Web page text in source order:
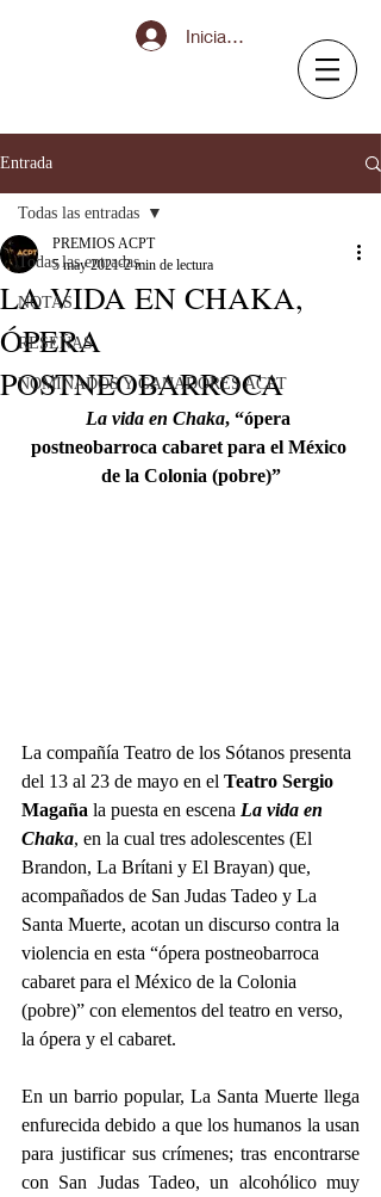
Iniciar sesión
Entrada
Todas las entradas
NOTAS
RESEÑAS
NOMINADOS Y GANADORES ACPT
Todas las entradas
LA VIDA EN CHAKA,
ÓPERA
POSTNEOBARROCA
PREMIOS ACPT
5 may 2021 2 min de lectura
La vida en Chaka, “ópera
postneobarroca cabaret para el México
de la Colonia (pobre)”
La compañía Teatro de los Sótanos presenta
del 13 al 23 de mayo en el Teatro Sergio
Magaña la puesta en escena La vida en
Chaka, en la cual tres adolescentes (El
Brandon, La Brítani y El Brayan) que,
acompañados de San Judas Tadeo y La
Santa Muerte, acotan un discurso contra la
violencia en esta “ópera postneobarroca
cabaret para el México de la Colonia
(pobre)” con elementos del teatro en verso,
la ópera y el cabaret.
En un barrio popular, La Santa Muerte llega
enfurecida debido a que los humanos la usan
para justificar sus crímenes; tras encontrarse
con San Judas Tadeo, un alcohólico muy